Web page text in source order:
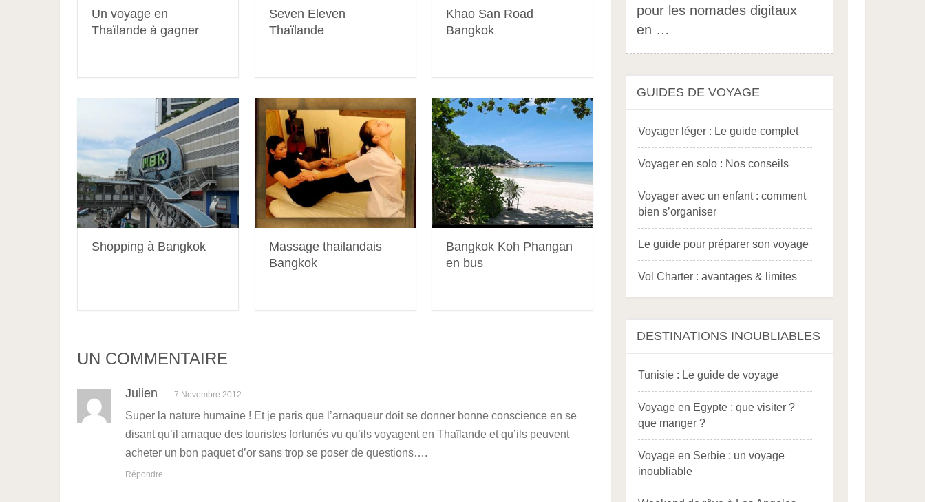
Un voyage en
Thaïlande à gagner
Seven Eleven
Thaïlande
Khao San Road
Bangkok
Shopping à Bangkok
Massage thailandais
Bangkok
Bangkok Koh Phangan
en bus
UN COMMENTAIRE
Julien 7 Novembre 2012
Super la nature humaine ! Et je paris que l’arnaqueur doit se donner bonne conscience en se
disant qu’il arnaque des touristes fortunés vu qu’ils voyagent en Thaïlande et qu’ils peuvent
acheter un bon paquet d’or sans trop se poser de questions….
Répondre
pour les nomades digitaux
en …
GUIDES DE VOYAGE
Voyager léger : Le guide complet
Voyager en solo : Nos conseils
Voyager avec un enfant : comment
bien s’organiser
Le guide pour préparer son voyage
Vol Charter : avantages & limites
DESTINATIONS INOUBLIABLES
Tunisie : Le guide de voyage
Voyage en Egypte : que visiter ?
que manger ?
Voyage en Serbie : un voyage
inoubliable